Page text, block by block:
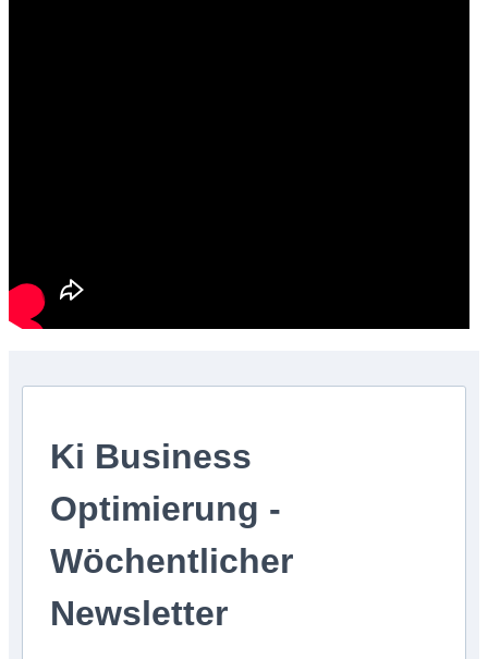
Ki Business
Optimierung -
Wöchentlicher
Newsletter